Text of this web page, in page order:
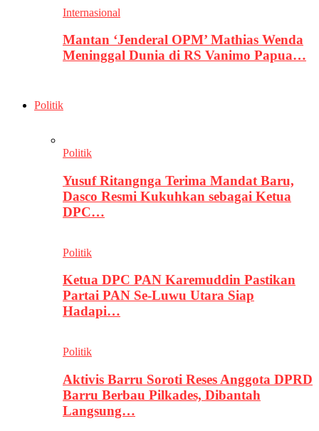
Internasional
Mantan ‘Jenderal OPM’ Mathias Wenda
Meninggal Dunia di RS Vanimo Papua…
Politik
Politik
Yusuf Ritangnga Terima Mandat Baru,
Dasco Resmi Kukuhkan sebagai Ketua
DPC…
Politik
Ketua DPC PAN Karemuddin Pastikan
Partai PAN Se-Luwu Utara Siap
Hadapi…
Politik
Aktivis Barru Soroti Reses Anggota DPRD
Barru Berbau Pilkades, Dibantah
Langsung…